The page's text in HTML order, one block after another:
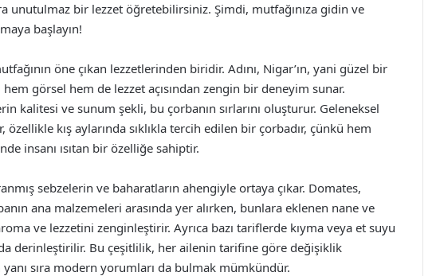
unutulmaz bir lezzet öğretebilirsiniz. Şimdi, mutfağınıza gidin ve
başlayın!
öne çıkan lezzetlerinden biridir. Adını, Nigar’ın, yani güzel bir
görsel hem de lezzet açısından zengin bir deneyim sunar.
kalitesi ve sunum şekli, bu çorbanın sırlarını oluşturur. Geleneksel
kış aylarında sıklıkla tercih edilen bir çorbadır, çünkü hem
insanı ısıtan bir özelliğe sahiptir.
sebzelerin ve baharatların ahengiyle ortaya çıkar. Domates,
ana malzemeleri arasında yer alırken, bunlara eklenen nane ve
ve lezzetini zenginleştirir. Ayrıca bazı tariflerde kıyma veya et suyu
da derinleştirilir. Bu çeşitlilik, her ailenin tarifine göre değişiklik
sıra modern yorumları da bulmak mümkündür.